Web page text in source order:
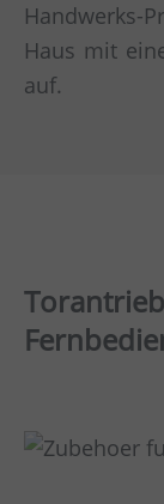
Handwerks-
Haus mit
auf.